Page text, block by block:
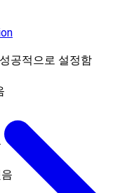
공적으로 설정함